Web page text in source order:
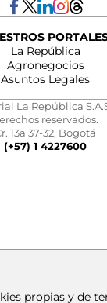
La República
Agronegocios
Asuntos Legales
La República
reservados.
13a 37-32, Bogotá
(+57) 1 4227600
propias y de